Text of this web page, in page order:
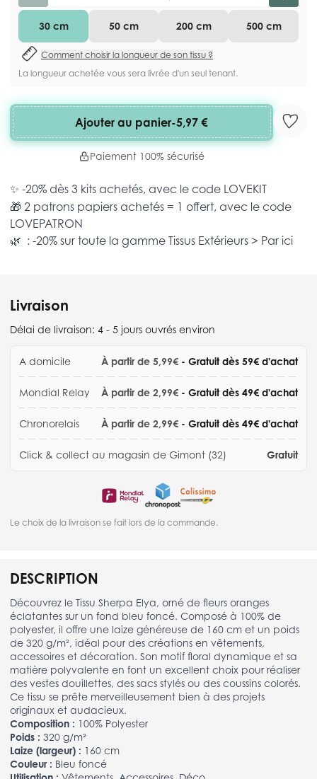
30 cm 50 cm 200 cm 500 cm
Comment choisir la longueur de son tissu ?
La longueur achetée vous sera livrée d'un seul tenant.
Ajouter au panier-5,97 €
Paiement 100% sécurisé
✨ -20% dès 3 kits achetés, avec le code LOVEKIT
🎁 2 patrons papiers achetés = 1 offert, avec le code
LOVEPATRON
🌿 : -20% sur toute la gamme Tissus Extérieurs > Par ici
Livraison
Délai de livraison: 4 - 5 jours ouvrés environ
A domicile À partir de 5,99€ - Gratuit dès 59€ d'achat
Mondial Relay À partir de 2,99€ - Gratuit dès 49€ d'achat
Chronorelais À partir de 2,99€ - Gratuit dès 49€ d'achat
Click & collect au magasin de Gimont (32) Gratuit
Le choix de la livraison se fait lors de la commande.
DESCRIPTION
Découvrez le Tissu Sherpa Elya, orné de fleurs oranges
éclatantes sur un fond bleu foncé. Composé à 100% de
polyester, il offre une laize généreuse de 160 cm et un poids
de 320 g/m², idéal pour des créations en vêtements,
accessoires et décoration. Son motif floral dynamique et sa
matière polyvalente en font un excellent choix pour réaliser
des vestes douillettes, des sacs stylés ou des coussins colorés.
Ce tissu se prête merveilleusement bien à des projets
originaux et audacieux.
Composition : 100% Polyester
Poids : 320 g/m²
Laize (largeur) : 160 cm
Couleur : Bleu foncé